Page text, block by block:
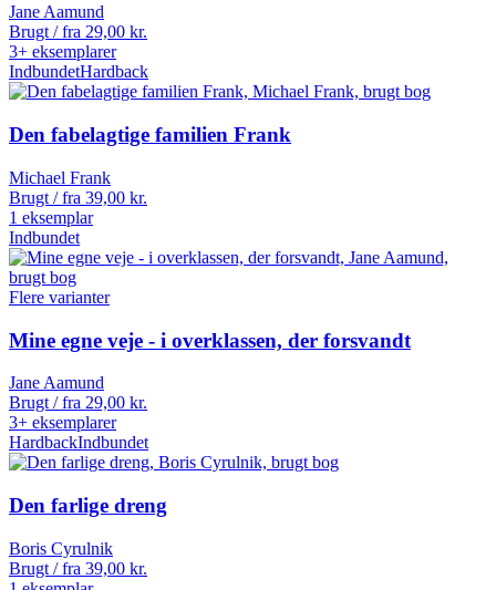
Jane Aamund
Brugt / fra 29,00 kr.
3+ eksemplarer
IndbundetHardback
Den fabelagtige familien Frank
Michael Frank
Brugt / fra 39,00 kr.
1 eksemplar
Indbundet
Flere varianter
Mine egne veje - i overklassen, der forsvandt
Jane Aamund
Brugt / fra 29,00 kr.
3+ eksemplarer
HardbackIndbundet
Den farlige dreng
Boris Cyrulnik
Brugt / fra 39,00 kr.